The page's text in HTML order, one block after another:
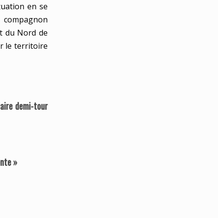
en se
du Nord de
le territoire
demi-tour
»